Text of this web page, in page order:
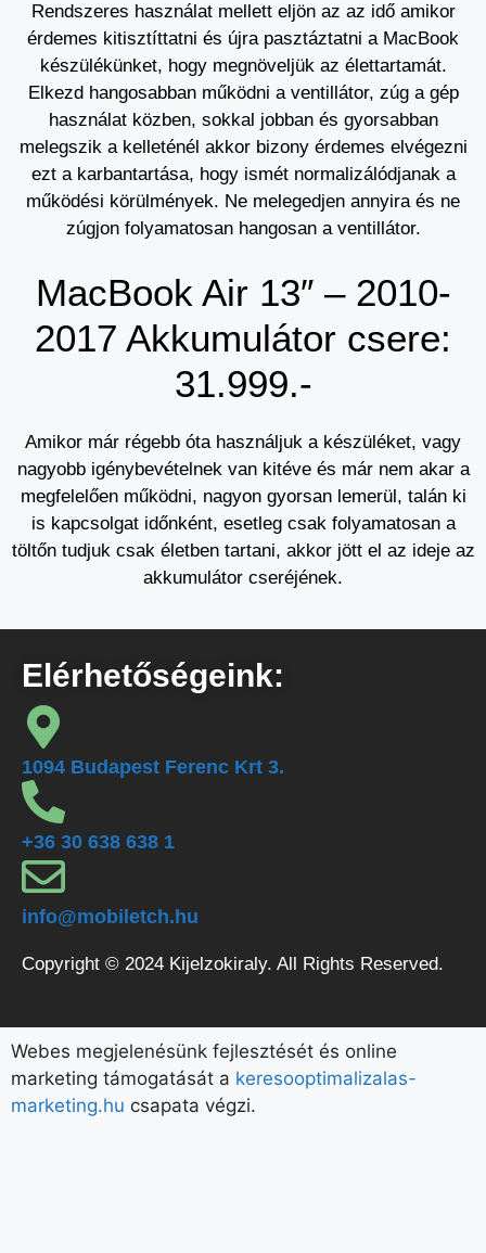
Rendszeres használat mellett eljön az az idő amikor
érdemes kitisztíttatni és újra pasztáztatni a MacBook
készülékünket, hogy megnöveljük az élettartamát.
Elkezd hangosabban működni a ventillátor, zúg a gép
használat közben, sokkal jobban és gyorsabban
melegszik a kelleténél akkor bizony érdemes elvégezni
ezt a karbantartása, hogy ismét normalizálódjanak a
működési körülmények. Ne melegedjen annyira és ne
zúgjon folyamatosan hangosan a ventillátor.
MacBook Air 13″ – 2010-
2017 Akkumulátor csere:
31.999.-
Amikor már régebb óta használjuk a készüléket, vagy
nagyobb igénybevételnek van kitéve és már nem akar a
megfelelően működni, nagyon gyorsan lemerül, talán ki
is kapcsolgat időnként, esetleg csak folyamatosan a
töltőn tudjuk csak életben tartani, akkor jött el az ideje az
akkumulátor cseréjének.
Elérhetőségeink:
1094 Budapest Ferenc Krt 3.
+36 30 638 638 1
info@mobiletch.hu
Copyright © 2024 Kijelzokiraly. All Rights Reserved.
Webes megjelenésünk fejlesztését és online
marketing támogatását a keresooptimalizalas-
marketing.hu csapata végzi.